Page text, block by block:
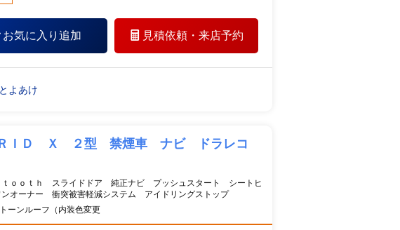
お気に入り追加 見積依頼・ 来店予約
よあけ
ＲＩＤ Ｘ ２型 禁煙車 ナビ ドラレコ
ｏｏｔｈ スライドドア 純正ナビ プッシュスタート シートヒ
ーナー 衝突被害軽減システム アイドリングストップ
ーンルーフ（内装色変更